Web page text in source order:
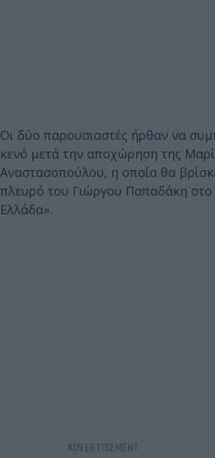
Οι δύο παρουσιαστές ήρθαν να
κενό μετά την αποχώρηση της
Αναστασοπούλου, η οποία θα
πλευρό του Γιώργου Παπαδάκη
Ελλάδα».